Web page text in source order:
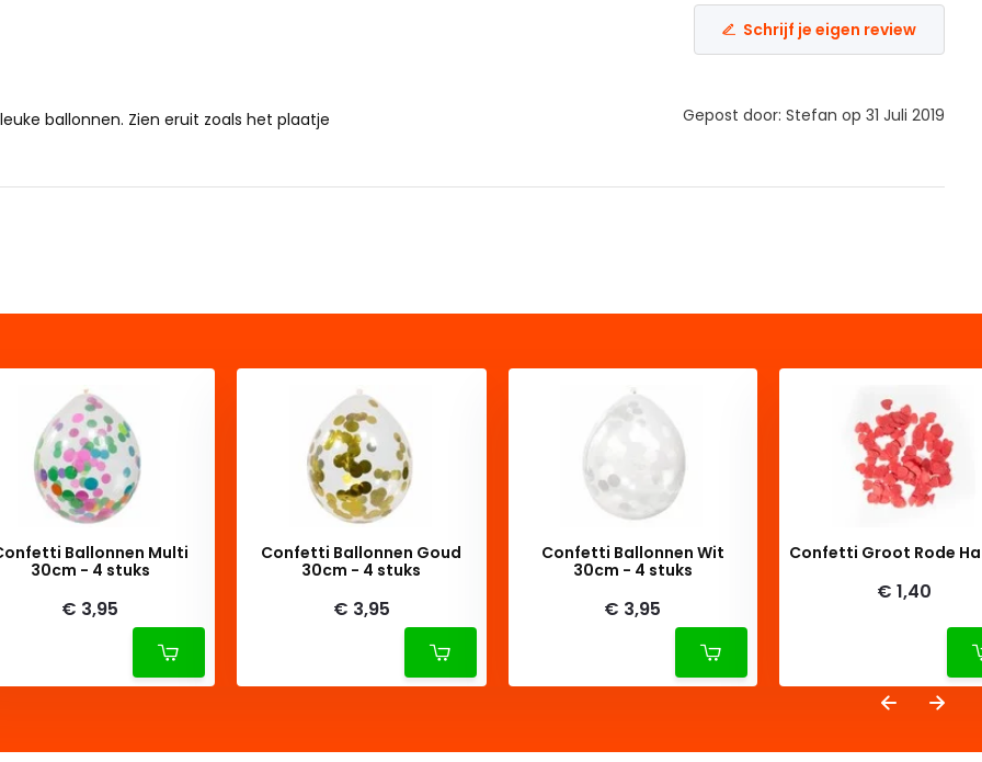
Schrijf je eigen review
ballonnen. Zien eruit zoals het plaatje Gepost door: Stefan op 31 Juli 2019
Ballonnen Multi
30cm - 4 stuks
€ 3,95
Confetti Ballonnen Goud
30cm - 4 stuks
€ 3,95
Confetti Ballonnen Wit
30cm - 4 stuks
€ 3,95
Confetti Groot Rode
€ 1,40